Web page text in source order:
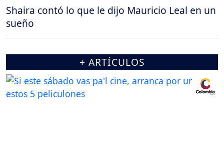
Shaira contó lo que le dijo Mauricio Leal en un
sueño
+ ARTÍCULOS